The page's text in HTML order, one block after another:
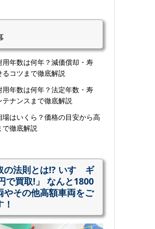
用年数は何年？減価償却・寿
コツまで徹底解説
用年数は何年？法定年数・寿
ナンスまで徹底解説
場はいくら？価格の目安から高
で徹底解説
の法則とは!? いすゞギ
で買取!」 なんと1800
やその他高額車両をご